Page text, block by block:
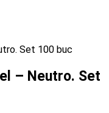
– Neutro. Set